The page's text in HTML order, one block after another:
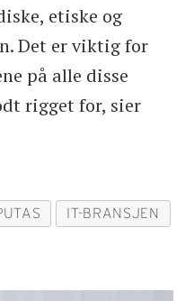
etiske og
Det er viktig for
på alle disse
rigget for, sier
IT-BRANSJEN